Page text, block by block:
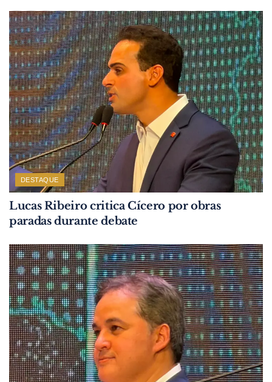
DESTAQUE
Lucas Ribeiro critica Cícero por obras
paradas durante debate